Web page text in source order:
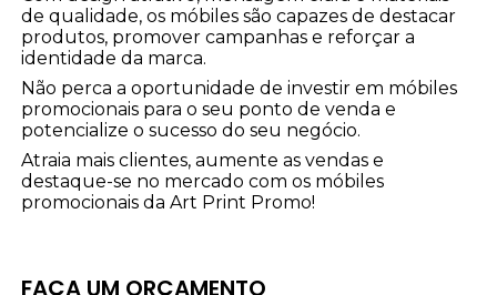
de qualidade, os móbiles são capazes de destacar
produtos, promover campanhas e reforçar a
identidade da marca.
Não perca a oportunidade de investir em móbiles
promocionais para o seu ponto de venda e
potencialize o sucesso do seu negócio.
Atraia mais clientes, aumente as vendas e
destaque-se no mercado com os móbiles
promocionais da Art Print Promo!
FAÇA UM ORÇAMENTO